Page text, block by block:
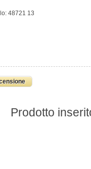
48721 13
Prodotto